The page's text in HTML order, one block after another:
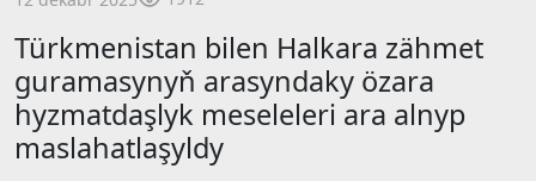
Türkmenistan bilen Halkara zähmet
guramasynyň arasyndaky özara
hyzmatdaşlyk meseleleri ara alnyp
maslahatlaşyldy